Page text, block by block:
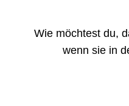
Wie möchtest du,
wenn sie in